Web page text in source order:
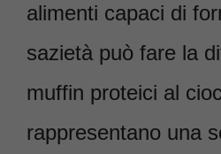
alimenti capaci di
sazietà può fare la
muffin proteici al
rappresentano una